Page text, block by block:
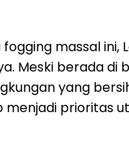
massal ini,
Meski berada di
yang
prioritas